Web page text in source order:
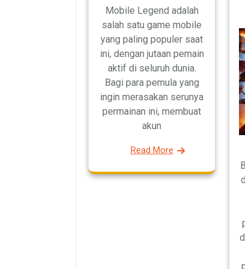
Mobile Legend adalah
salah satu game mobile
yang paling populer saat
ini, dengan jutaan pemain
aktif di seluruh dunia.
Bagi para pemula yang
ingin merasakan serunya
permainan ini, membuat
akun
Read More